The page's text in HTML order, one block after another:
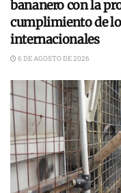
bananero con la
cumplimiento de
internacionales
6 DE AGOSTO DE 2026